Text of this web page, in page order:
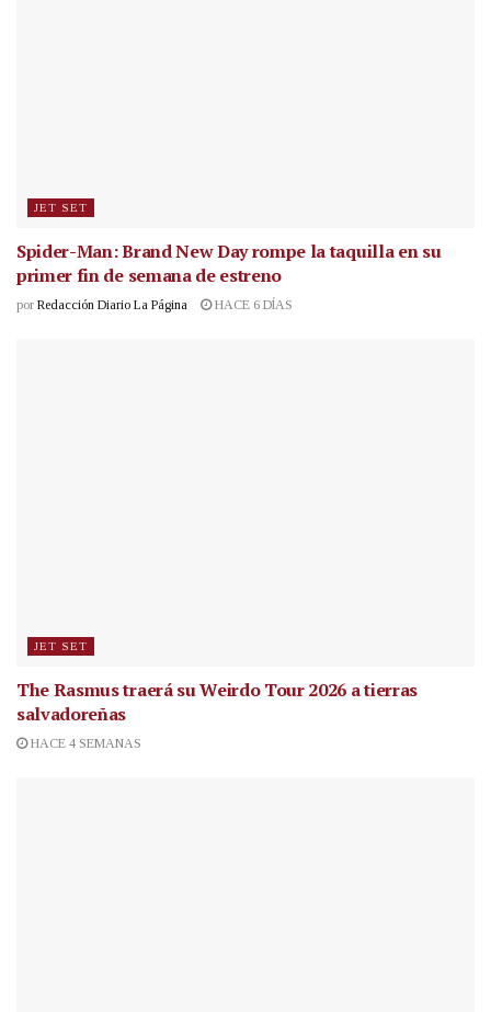
JET SET
Spider-Man: Brand New Day rompe la taquilla en su
primer fin de semana de estreno
por Redacción Diario La Página HACE 6 DÍAS
JET SET
The Rasmus traerá su Weirdo Tour 2026 a tierras
salvadoreñas
HACE 4 SEMANAS